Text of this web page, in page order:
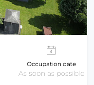
Occupation date
As soon as possible